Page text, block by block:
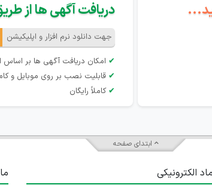
دریافت آگهی ها از
جهت دانلود نرم افزار و اپلیکیشن
✔ امکان دریافت آگهی ها بر
✔ قابلیت نصب بر روی موبایل و
✔ کاملاً رایگان
ابتدای صفحه
الکترونیکی